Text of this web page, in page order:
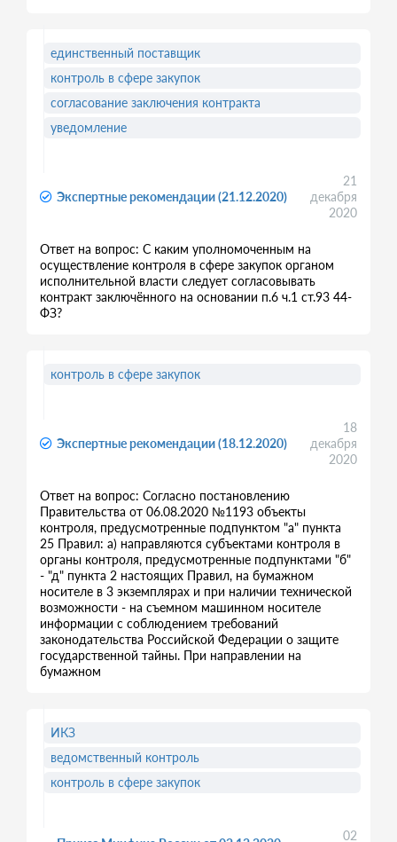
Экспертные рекомендации (21.12.2020)
21
декабря
2020
Ответ на вопрос: С каким уполномоченным на
осуществление контроля в сфере закупок органом
исполнительной власти следует согласовывать
контракт заключённого на основании п.6 ч.1 ст.93 44-
ФЗ?
единственный поставщик
контроль в сфере закупок
согласование заключения контракта
уведомление
Экспертные рекомендации (18.12.2020)
18
декабря
2020
Ответ на вопрос: Согласно постановлению
Правительства от 06.08.2020 №1193 объекты
контроля, предусмотренные подпунктом "а" пункта
25 Правил: а) направляются субъектами контроля в
органы контроля, предусмотренные подпунктами "б"
- "д" пункта 2 настоящих Правил, на бумажном
носителе в 3 экземплярах и при наличии технической
возможности - на съемном машинном носителе
информации с соблюдением требований
законодательства Российской Федерации о защите
государственной тайны. При направлении на
бумажном
контроль в сфере закупок
02
ИКЗ
ведомственный контроль
контроль в сфере закупок